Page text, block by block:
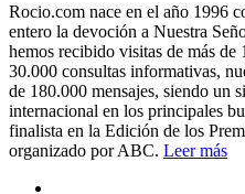
Rocio.com nace en el año 1996
entero la devoción a Nuestra
hemos recibido visitas de más de
30.000 consultas informativas,
de 180.000 mensajes, siendo un
internacional en los principales
finalista en la Edición de los
organizado por ABC. Leer más